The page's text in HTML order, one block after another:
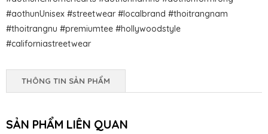
#aothunUnisex #streetwear #localbrand #thoitrangnam
#thoitrangnu #premiumtee #hollywoodstyle
#californiastreetwear
THÔNG TIN SẢN PHẨM
SẢN PHẨM LIÊN QUAN